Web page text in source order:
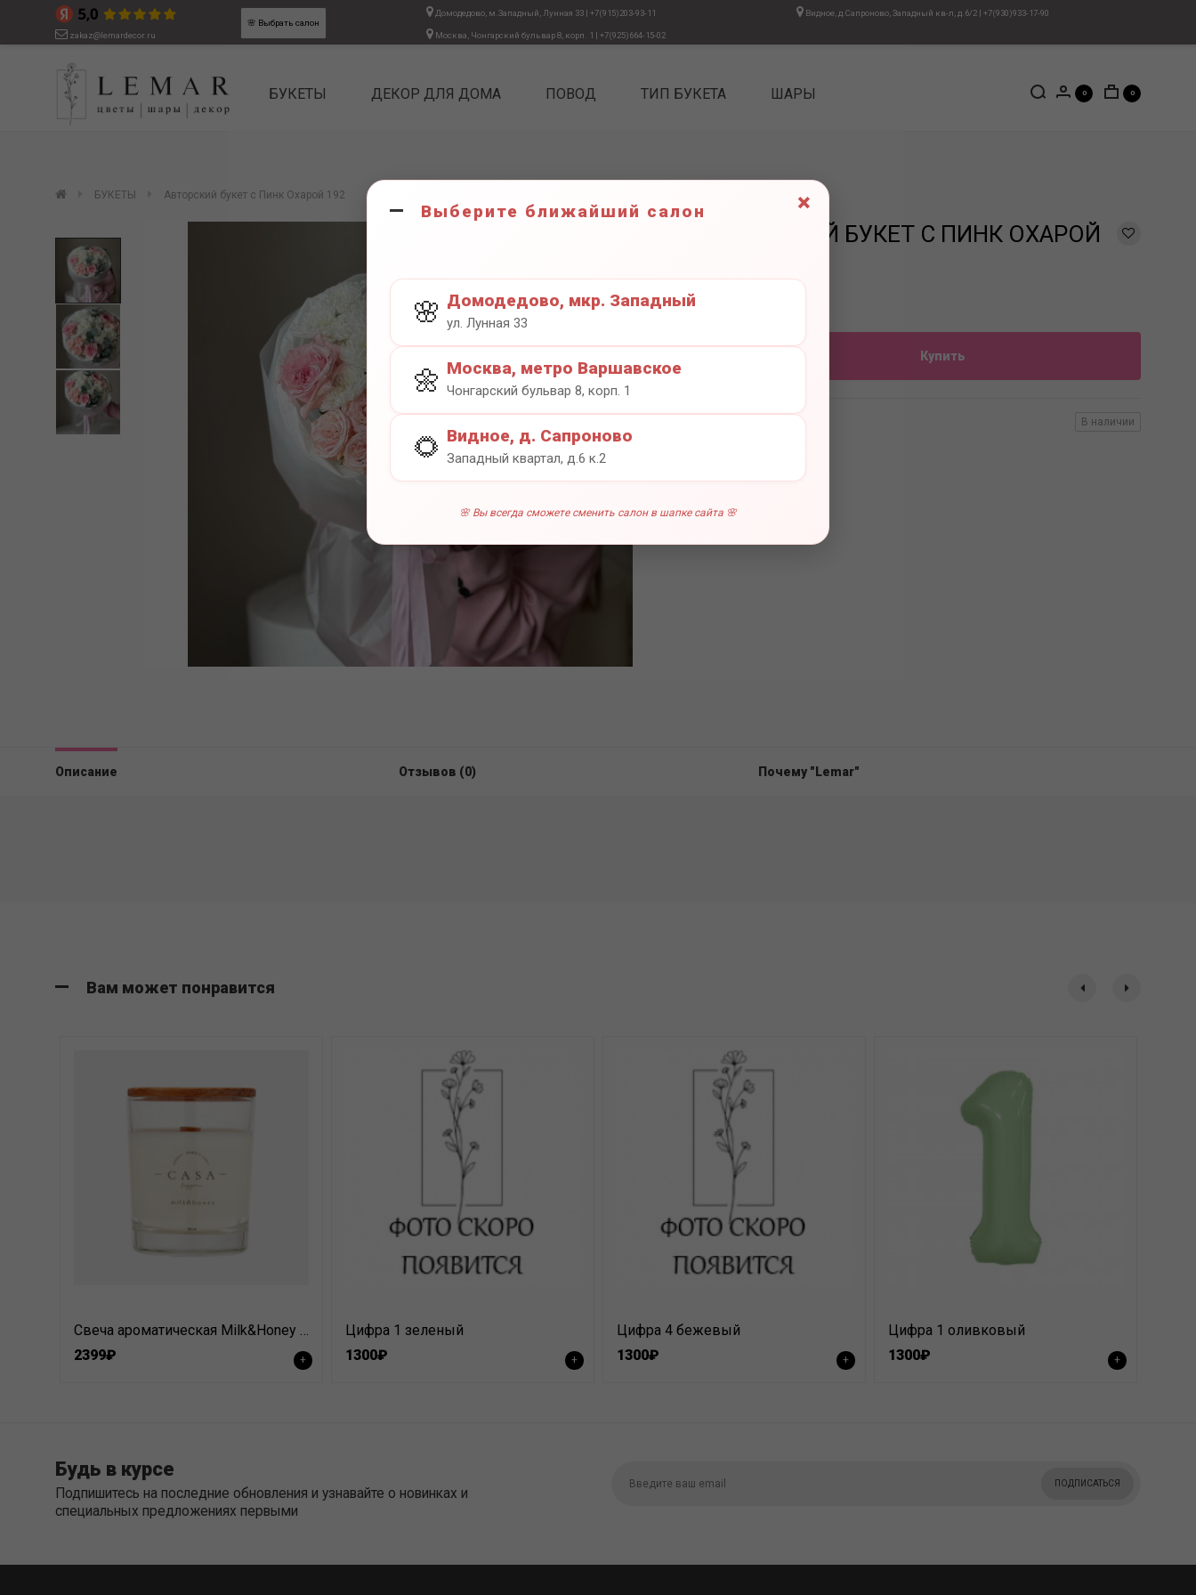
×
Выберите ближайший салон
🌸 Домодедово, мкр. Западный
ул. Лунная 33
🌼 Москва, метро Варшавское
Чонгарский бульвар 8, корп. 1
🌻 Видное, д. Сапроново
Западный квартал, д.6 к.2
🌸 Вы всегда сможете сменить салон в шапке сайта 🌸
БУКЕТЫ ДЕКОР ДЛЯ ДОМА ПОВОД ТИП БУКЕТА ШАРЫ
zakaz@lemardecor.ru
🌸 Выбрать салон
Домодедово, м.Западный, Лунная 33| +7(915)203-93-11
Москва, Чонгарский бульвар 8, корп. 1 | +7(925)664-15-02
Видное, д.Сапроново, Западный кв-л, д.6/2 |+7(930)933-17-90
0 0
БУКЕТЫ Авторский букет с Пинк Охарой 192
АВТОРСКИЙ БУКЕТ С ПИНК ОХАРОЙ
Купить
0 отзывов В наличии
Описание Отзывов (0) Почему "Lemar"
Вам может понравится
Свеча ароматическая Milk&Honey 200 мл
2399₽
+
Цифра 1 зеленый
1300₽
+
Цифра 4 бежевый
1300₽
+
Цифра 1 оливковый
1300₽
+
Будь в курсе
Подпишитесь на последние обновления и узнавайте о новинках и
специальных предложениях первыми
ПОДПИСАТЬСЯ